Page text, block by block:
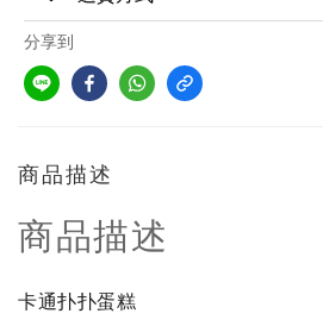
分享到
商品描述
商品描述
卡通扑扑蛋糕